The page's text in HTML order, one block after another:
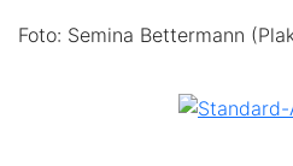
Foto: Semina Bettermann